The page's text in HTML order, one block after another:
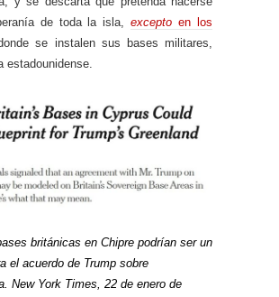
de toda la isla,excepto en los
se instalen sus bases militares,
estadounidense.
británicas en Chipre podrían ser un
el acuerdo de Trump sobre
New York Times, 22 de enero de